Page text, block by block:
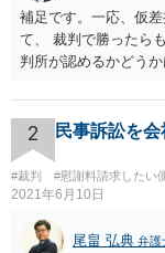
補足です。一応、仮
て、 裁判で勝ったら
判所が認めるかどう
のであれば、 面談相
2 民事訴訟を
#裁判 #慰謝料請求したい
2021年6月10日
尾畠 弘典 弁護